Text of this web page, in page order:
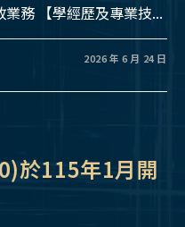
務 【學經歷及專業技...
2026 年 6 月 24 日
於115年1月開